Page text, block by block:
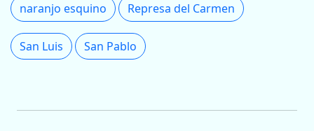
naranjo esquino Represa del Carmen
San Luis San Pablo